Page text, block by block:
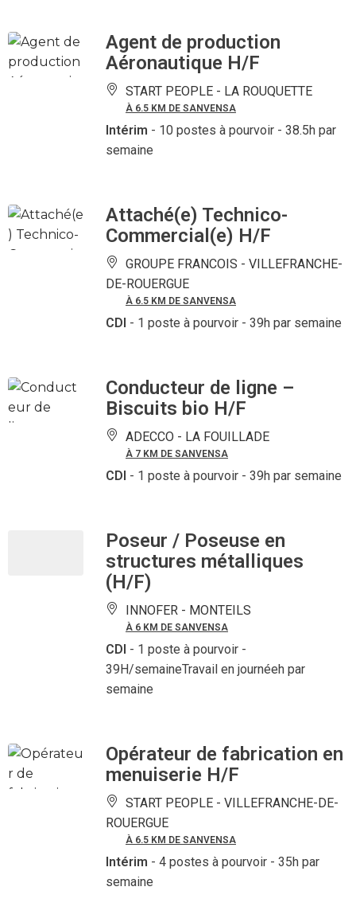
Agent de production
Aéronautique H/F
START PEOPLE - LA ROUQUETTE
À 6.5 KM DE SANVENSA
Intérim - 10 postes à pourvoir - 38.5h par
semaine
Attaché(e) Technico-
Commercial(e) H/F
GROUPE FRANCOIS - VILLEFRANCHE-
DE-ROUERGUE
À 6.5 KM DE SANVENSA
CDI - 1 poste à pourvoir - 39h par semaine
Conducteur de ligne –
Biscuits bio H/F
ADECCO - LA FOUILLADE
À 7 KM DE SANVENSA
CDI - 1 poste à pourvoir - 39h par semaine
Poseur / Poseuse en
structures métalliques
(H/F)
INNOFER - MONTEILS
À 6 KM DE SANVENSA
CDI - 1 poste à pourvoir -
39H/semaineTravail en journéeh par
semaine
Opérateur de fabrication en
menuiserie H/F
START PEOPLE - VILLEFRANCHE-DE-
ROUERGUE
À 6.5 KM DE SANVENSA
Intérim - 4 postes à pourvoir - 35h par
semaine